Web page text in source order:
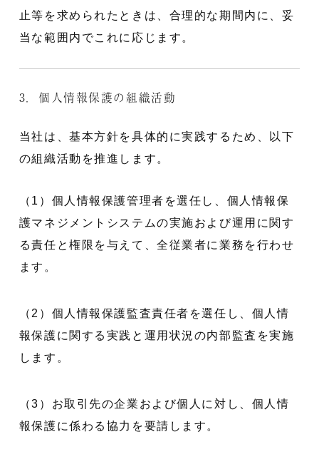
止等を求められたときは、合理的な期間内に、妥
当な範囲内でこれに応じます。
3．個人情報保護の組織活動
当社は、基本方針を具体的に実践するため、以下
の組織活動を推進します。
（1）個人情報保護管理者を選任し、個人情報保
護マネジメントシステムの実施および運用に関す
る責任と権限を与えて、全従業者に業務を行わせ
ます。
（2）個人情報保護監査責任者を選任し、個人情
報保護に関する実践と運用状況の内部監査を実施
します。
（3）お取引先の企業および個人に対し、個人情
報保護に係わる協力を要請します。